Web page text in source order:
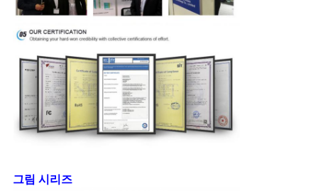
그림 시리즈